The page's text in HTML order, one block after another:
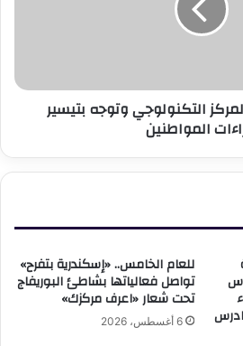
التكنولوجي وتوجه بتيسير
المواطنين
للعام الخامس.. «إسكندرية بتفرح»
تواصل فعالياتها بشاطئ البوريفاج
تحت شعار «اعرف مركزك»
6 أغسطس، 2026